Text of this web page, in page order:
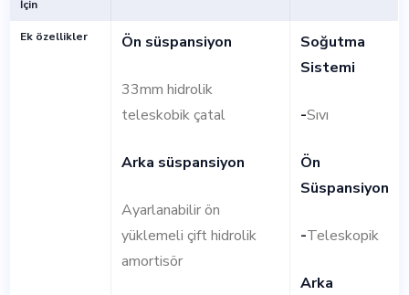
İçin
Ek özellikler Ön süspansiyon
33mm hidrolik
teleskobik çatal
Arka süspansiyon
Ayarlanabilir ön
yüklemeli çift hidrolik
amortisör
Soğutma
Sistemi
-Sıvı
Ön
Süspansiyon
-Teleskopik
Arka